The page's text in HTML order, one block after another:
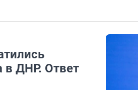
в ДНР. Ответ